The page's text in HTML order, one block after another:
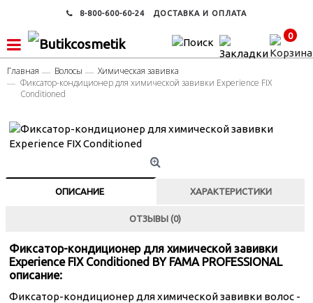
8-800-600-60-24 ДОСТАВКА И ОПЛАТА
0
Главная Волосы
Химическая завивка
Фиксатор-кондиционер для химической завивки Experience FIX
Conditioned
ОПИСАНИЕ ХАРАКТЕРИСТИКИ
ОТЗЫВЫ (0)
Фиксатор-кондиционер для химической завивки
Experience FIX Conditioned BY FAMA PROFESSIONAL
описание:
Фиксатор-кондиционер для химической завивки волос -